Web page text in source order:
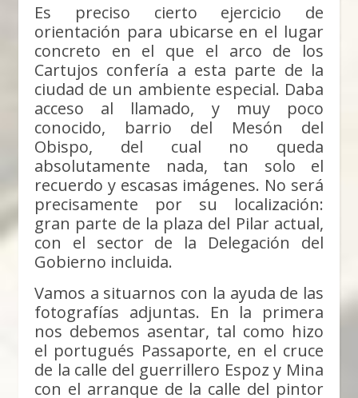
Es preciso cierto ejercicio de
orientación para ubicarse en el lugar
concreto en el que el arco de los
Cartujos confería a esta parte de la
ciudad de un ambiente especial. Daba
acceso al llamado, y muy poco
conocido, barrio del Mesón del
Obispo, del cual no queda
absolutamente nada, tan solo el
recuerdo y escasas imágenes. No será
precisamente por su localización:
gran parte de la plaza del Pilar actual,
con el sector de la Delegación del
Gobierno incluida.
Vamos a situarnos con la ayuda de las
fotografías adjuntas. En la primera
nos debemos asentar, tal como hizo
el portugués Passaporte, en el cruce
de la calle del guerrillero Espoz y Mina
con el arranque de la calle del pintor